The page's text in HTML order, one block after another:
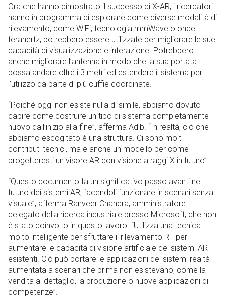
Ora che hanno dimostrato il successo di X-AR, i ricercatori
hanno in programma di esplorare come diverse modalità di
rilevamento, come WiFi, tecnologia mmWave o onde
terahertz, potrebbero essere utilizzate per migliorare le sue
capacità di visualizzazione e interazione. Potrebbero
anche migliorare l’antenna in modo che la sua portata
possa andare oltre i 3 metri ed estendere il sistema per
l’utilizzo da parte di più cuffie coordinate.
“Poiché oggi non esiste nulla di simile, abbiamo dovuto
capire come costruire un tipo di sistema completamente
nuovo dall’inizio alla fine”, afferma Adib. “In realtà, ciò che
abbiamo escogitato è una struttura. Ci sono molti
contributi tecnici, ma è anche un modello per come
progetteresti un visore AR con visione a raggi X in futuro”.
“Questo documento fa un significativo passo avanti nel
futuro dei sistemi AR, facendoli funzionare in scenari senza
visuale”, afferma Ranveer Chandra, amministratore
delegato della ricerca industriale presso Microsoft, che non
è stato coinvolto in questo lavoro. “Utilizza una tecnica
molto intelligente per sfruttare il rilevamento RF per
aumentare le capacità di visione artificiale dei sistemi AR
esistenti. Ciò può portare le applicazioni dei sistemi realtà
aumentata a scenari che prima non esistevano, come la
vendita al dettaglio, la produzione o nuove applicazioni di
competenze”.